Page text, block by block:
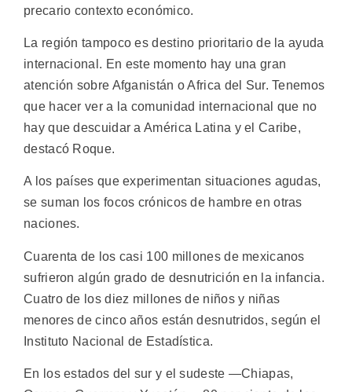
precario contexto económico.
La región tampoco es destino prioritario de la ayuda
internacional. En este momento hay una gran
atención sobre Afganistán o Africa del Sur. Tenemos
que hacer ver a la comunidad internacional que no
hay que descuidar a América Latina y el Caribe,
destacó Roque.
A los países que experimentan situaciones agudas,
se suman los focos crónicos de hambre en otras
naciones.
Cuarenta de los casi 100 millones de mexicanos
sufrieron algún grado de desnutrición en la infancia.
Cuatro de los diez millones de niños y niñas
menores de cinco años están desnutridos, según el
Instituto Nacional de Estadística.
En los estados del sur y el sudeste —Chiapas,